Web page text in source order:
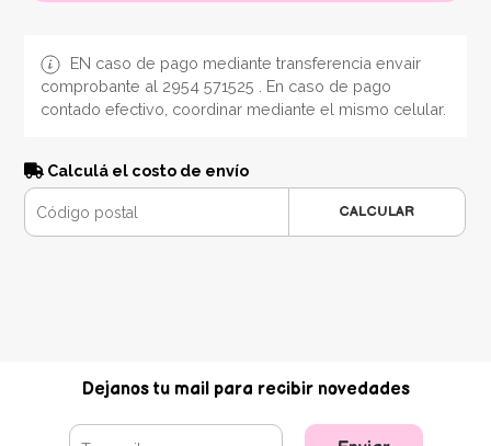
EN caso de pago mediante transferencia envair
comprobante al 2954 571525 . En caso de pago
contado efectivo, coordinar mediante el mismo celular.
Calculá el costo de envío
CALCULAR
Dejanos tu mail para recibir novedades